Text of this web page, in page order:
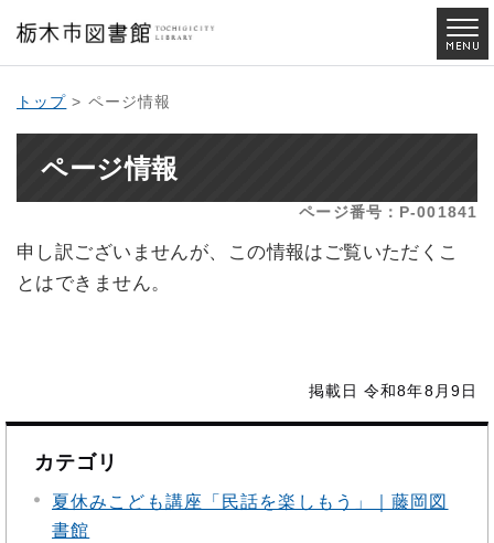
トップ > ページ情報
ページ情報
ページ番号：P-001841
申し訳ございませんが、この情報はご覧いただくこ
とはできません。
掲載日 令和8年8月9日
カテゴリ
夏休みこども講座「民話を楽しもう」｜藤岡図
書館